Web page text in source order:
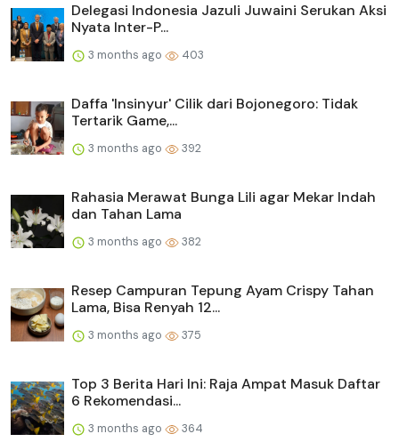
Delegasi Indonesia Jazuli Juwaini Serukan Aksi
Nyata Inter-P...
3 months ago 403
Daffa 'Insinyur' Cilik dari Bojonegoro: Tidak
Tertarik Game,...
3 months ago 392
Rahasia Merawat Bunga Lili agar Mekar Indah
dan Tahan Lama
3 months ago 382
Resep Campuran Tepung Ayam Crispy Tahan
Lama, Bisa Renyah 12...
3 months ago 375
Top 3 Berita Hari Ini: Raja Ampat Masuk Daftar
6 Rekomendasi...
3 months ago 364